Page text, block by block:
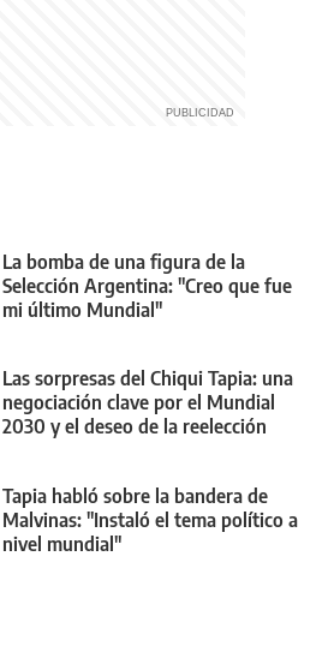
La bomba de una figura de la
Selección Argentina: "Creo que fue
mi último Mundial"
Las sorpresas del Chiqui Tapia: una
negociación clave por el Mundial
2030 y el deseo de la reelección
Tapia habló sobre la bandera de
Malvinas: "Instaló el tema político a
nivel mundial"